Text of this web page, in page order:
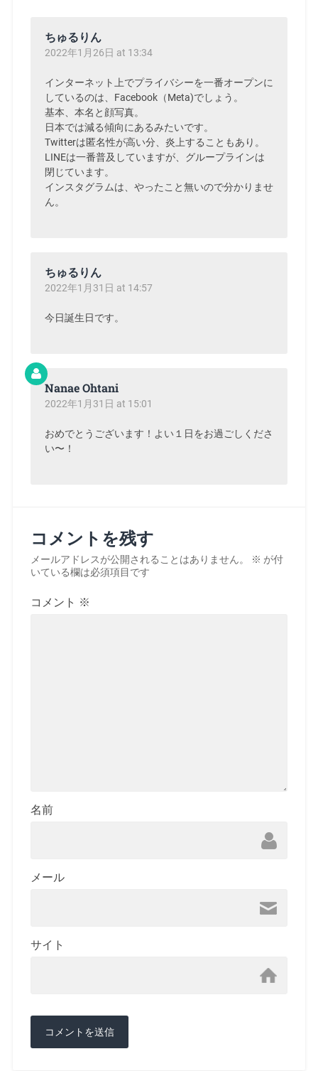
ちゅるりん
2022年1月26日 at 13:34
インターネット上でプライバシーを一番オープンに
しているのは、Facebook（Meta)でしょう。
基本、本名と顔写真。
日本では減る傾向にあるみたいです。
Twitterは匿名性が高い分、炎上することもあり。
LINEは一番普及していますが、グループラインは
閉じています。
インスタグラムは、やったこと無いので分かりませ
ん。
ちゅるりん
2022年1月31日 at 14:57
今日誕生日です。
Nanae Ohtani
2022年1月31日 at 15:01
おめでとうございます！よい１日をお過ごしくださ
い〜！
コメントを残す
メールアドレスが公開されることはありません。 ※ が付
いている欄は必須項目です
コメント ※
名前
メール
サイト